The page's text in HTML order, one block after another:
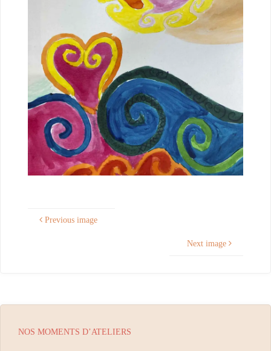
Previous image
Next image
NOS MOMENTS D’ATELIERS